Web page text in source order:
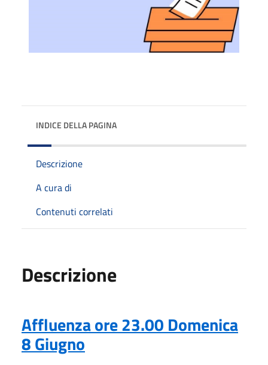
INDICE DELLA PAGINA
Descrizione
A cura di
Contenuti correlati
Descrizione
Affluenza ore 23.00 Domenica
8 Giugno